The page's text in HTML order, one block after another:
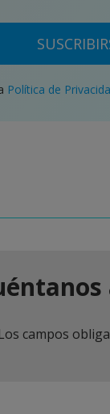
Política de
campos